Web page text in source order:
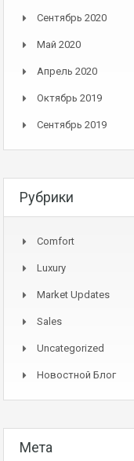
Сентябрь 2020
Май 2020
Апрель 2020
Октябрь 2019
Сентябрь 2019
Рубрики
Comfort
Luxury
Market Updates
Sales
Uncategorized
Новостной Блог
Мета